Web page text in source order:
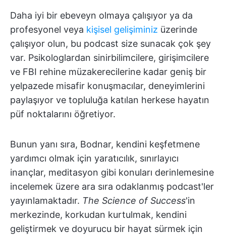
Daha iyi bir ebeveyn olmaya çalışıyor ya da
profesyonel veya kişisel gelişiminiz üzerinde
çalışıyor olun, bu podcast size sunacak çok şey
var. Psikologlardan sinirbilimcilere, girişimcilere
ve FBI rehine müzakerecilerine kadar geniş bir
yelpazede misafir konuşmacılar, deneyimlerini
paylaşıyor ve topluluğa katılan herkese hayatın
püf noktalarını öğretiyor.
Bunun yanı sıra, Bodnar, kendini keşfetmene
yardımcı olmak için yaratıcılık, sınırlayıcı
inançlar, meditasyon gibi konuları derinlemesine
incelemek üzere ara sıra odaklanmış podcast'ler
yayınlamaktadır. The Science of Success'in
merkezinde, korkudan kurtulmak, kendini
geliştirmek ve doyurucu bir hayat sürmek için